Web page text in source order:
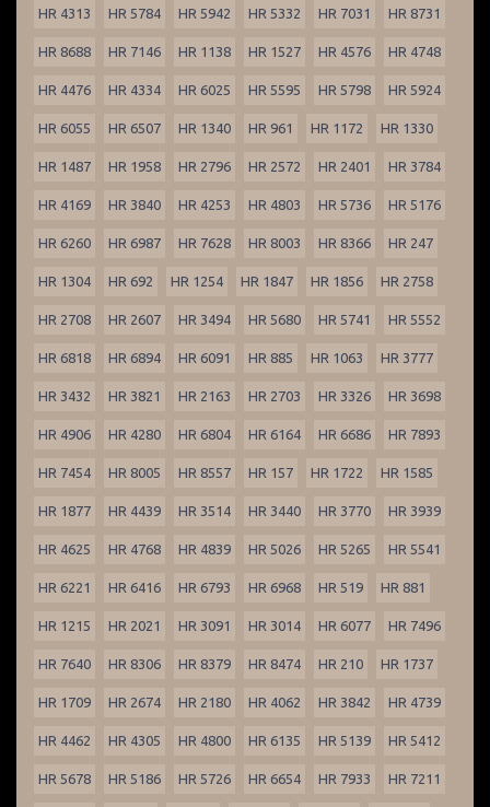
HR 4313 HR 5784 HR 5942 HR 5332 HR 7031 HR 8731
HR 8688 HR 7146 HR 1138 HR 1527 HR 4576 HR 4748
HR 4476 HR 4334 HR 6025 HR 5595 HR 5798 HR 5924
HR 6055 HR 6507 HR 1340 HR 961 HR 1172 HR 1330
HR 1487 HR 1958 HR 2796 HR 2572 HR 2401 HR 3784
HR 4169 HR 3840 HR 4253 HR 4803 HR 5736 HR 5176
HR 6260 HR 6987 HR 7628 HR 8003 HR 8366 HR 247
HR 1304 HR 692 HR 1254 HR 1847 HR 1856 HR 2758
HR 2708 HR 2607 HR 3494 HR 5680 HR 5741 HR 5552
HR 6818 HR 6894 HR 6091 HR 885 HR 1063 HR 3777
HR 3432 HR 3821 HR 2163 HR 2703 HR 3326 HR 3698
HR 4906 HR 4280 HR 6804 HR 6164 HR 6686 HR 7893
HR 7454 HR 8005 HR 8557 HR 157 HR 1722 HR 1585
HR 1877 HR 4439 HR 3514 HR 3440 HR 3770 HR 3939
HR 4625 HR 4768 HR 4839 HR 5026 HR 5265 HR 5541
HR 6221 HR 6416 HR 6793 HR 6968 HR 519 HR 881
HR 1215 HR 2021 HR 3091 HR 3014 HR 6077 HR 7496
HR 7640 HR 8306 HR 8379 HR 8474 HR 210 HR 1737
HR 1709 HR 2674 HR 2180 HR 4062 HR 3842 HR 4739
HR 4462 HR 4305 HR 4800 HR 6135 HR 5139 HR 5412
HR 5678 HR 5186 HR 5726 HR 6654 HR 7933 HR 7211